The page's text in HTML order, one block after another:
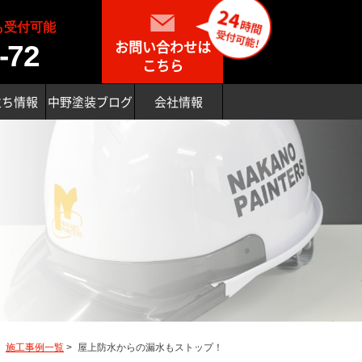
お問い合わせは
こちら
受付可能
72
情報 中野塗装ブログ 会社情報
施工事例一覧 > 屋上防水からの漏水もストップ！